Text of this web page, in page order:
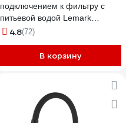
подключением к фильтру с
питьевой водой Lemark
Comfort LM3060C
4.8(72)
В корзину